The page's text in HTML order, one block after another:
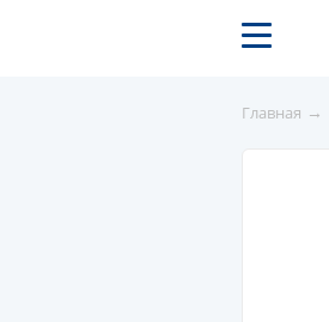
Главная →